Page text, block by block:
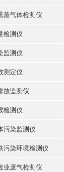
蒸气体检测仪
检测仪
监测仪
测定仪
放监测仪
检测仪
污染监测仪
污染环境检测仪
业废气检测仪